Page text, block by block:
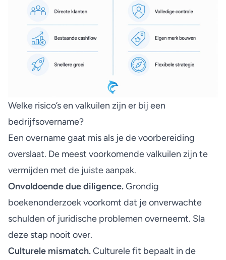
Welke risico’s en valkuilen zijn er bij een
bedrijfsovername?
Een overname gaat mis als je de voorbereiding
overslaat. De meest voorkomende valkuilen zijn te
vermijden met de juiste aanpak.
Onvoldoende due diligence.Grondig
boekenonderzoekvoorkomt dat je onverwachte
schulden of juridische problemen overneemt. Sla
deze stap nooit over.
Culturele mismatch.Culturele fit bepaalt in de